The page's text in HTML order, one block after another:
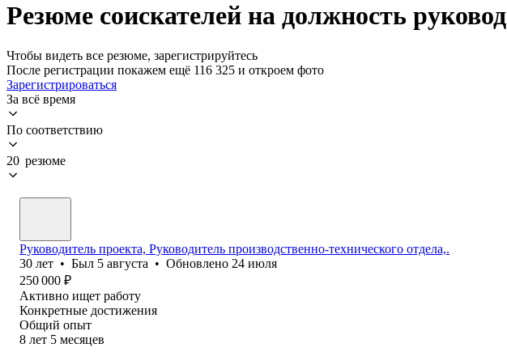
Резюме соискателей на должность
Чтобы видеть все резюме, зарегистрируйтесь
После регистрации покажем ещё 116 325 и откроем фото
Зарегистрироваться
За всё время
По соответствию
20 резюме
Руководитель проекта, Руководитель производственно-технического отдела,.
30 лет • Был 5 августа • Обновлено 24 июля
250 000 ₽
Активно ищет работу
Конкретные достижения
Общий опыт
8 лет 5 месяцев